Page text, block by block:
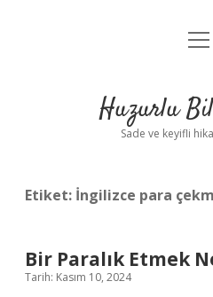
Yasal
Huzurlu
Sade ve keyifli
Etiket: İngilizce para
Bir Paralık Etmek
Tarih: Kasım 10, 2024